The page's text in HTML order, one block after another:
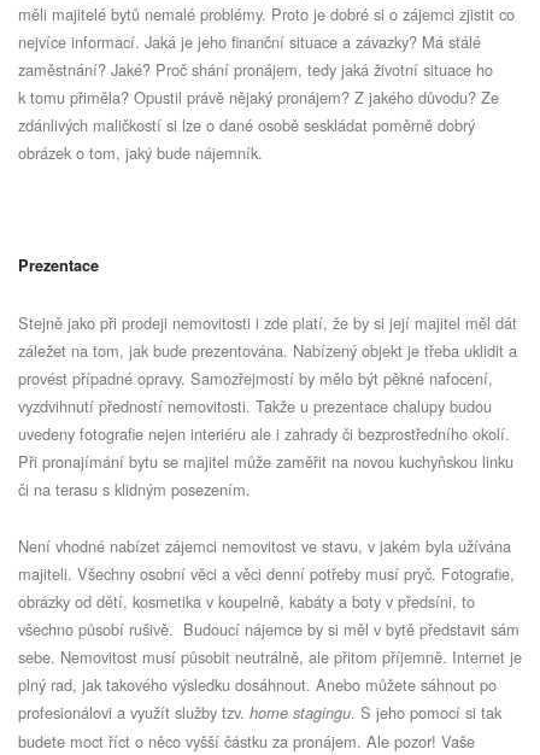
měli majitelé bytů nemalé problémy. Proto je dobré si o zájemci zjistit co
nejvíce informací. Jaká je jeho finanční situace a závazky? Má stálé
zaměstnání? Jaké? Proč shání pronájem, tedy jaká životní situace ho
k tomu přiměla? Opustil právě nějaký pronájem? Z jakého důvodu? Ze
zdánlivých maličkostí si lze o dané osobě seskládat poměrně dobrý
obrázek o tom, jaký bude nájemník.
Prezentace
Stejně jako při prodeji nemovitosti i zde platí, že by si její majitel měl dát
záležet na tom, jak bude prezentována. Nabízený objekt je třeba uklidit a
provést případné opravy. Samozřejmostí by mělo být pěkné nafocení,
vyzdvihnutí předností nemovitosti. Takže u prezentace chalupy budou
uvedeny fotografie nejen interiéru ale i zahrady či bezprostředního okolí.
Při pronajímání bytu se majitel může zaměřit na novou kuchyňskou linku
či na terasu s klidným posezením.
Není vhodné nabízet zájemci nemovitost ve stavu, v jakém byla užívána
majiteli. Všechny osobní věci a věci denní potřeby musí pryč. Fotografie,
obrázky od dětí, kosmetika v koupelně, kabáty a boty v předsíni, to
všechno působí rušivě. Budoucí nájemce by si měl v bytě představit sám
sebe. Nemovitost musí působit neutrálně, ale přitom příjemně. Internet je
plný rad, jak takového výsledku dosáhnout. Anebo můžete sáhnout po
profesionálovi a využít služby tzv. home stagingu. S jeho pomocí si tak
budete moct říct o něco vyšší částku za pronájem. Ale pozor! Vaše